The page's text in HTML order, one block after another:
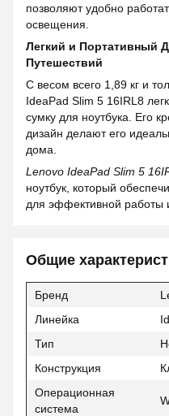
позволяют удобно
освещения.
Легкий и Портативный
Путешествий
С весом всего 1,89 кг и
IdeaPad Slim 5 16IRL8
сумку для ноутбука. Его
дизайн делают его
дома.
Lenovo IdeaPad Slim 5
ноутбук, который
для эффективной работы
Общие
Бренд
Линейка
Тип
Конструкция
Операционная
система